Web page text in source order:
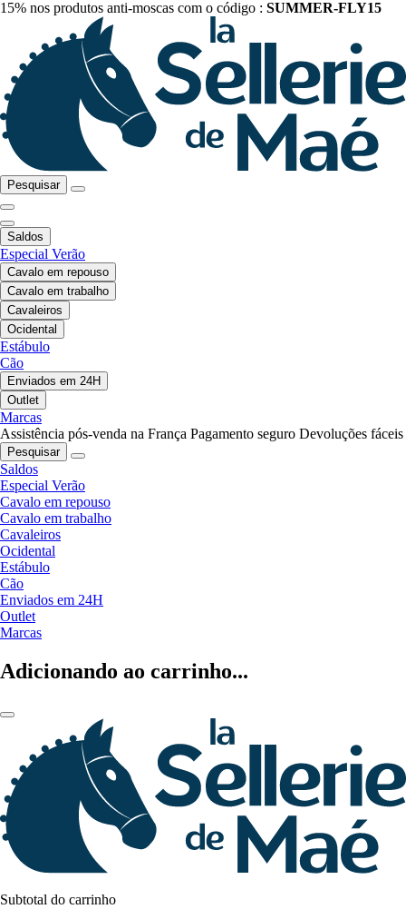
15% nos produtos anti-moscas com o código : SUMMER-FLY15
Pesquisar
Saldos
Especial Verão
Cavalo em repouso
Cavalo em trabalho
Cavaleiros
Ocidental
Estábulo
Cão
Enviados em 24H
Outlet
Marcas
Assistência pós-venda na França Pagamento seguro Devoluções fáceis
Pesquisar
Saldos
Especial Verão
Cavalo em repouso
Cavalo em trabalho
Cavaleiros
Ocidental
Estábulo
Cão
Enviados em 24H
Outlet
Marcas
Adicionando ao carrinho...
Subtotal do carrinho